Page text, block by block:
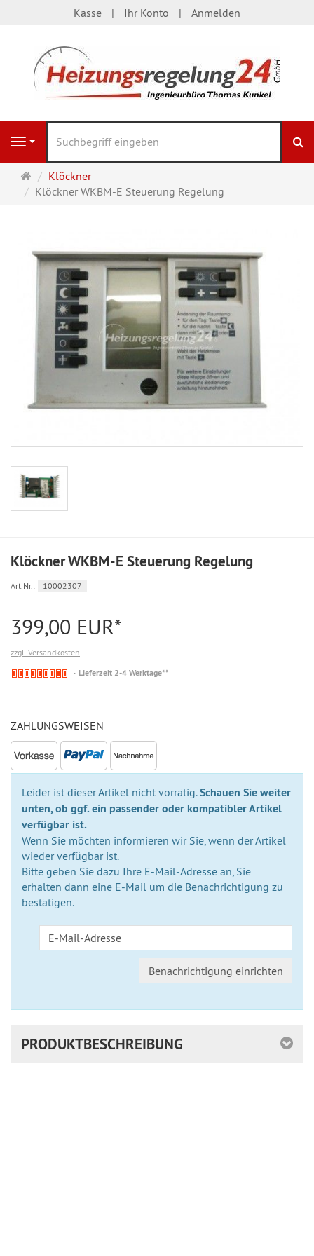
Kasse Ihr Konto Anmelden
Navigation
Startseite
Klöckner
Klöckner WKBM-E Steuerung Regelung
Klöckner WKBM-E Steuerung Regelung
Art.Nr.: 10002307
399,00 EUR*
zzgl. Versandkosten
Nicht
Lieferzeit 2-4 Werktage**
ZAHLUNGSWEISEN
Leider ist dieser Artikel nicht vorrätig.Schauen Sie weiter
unten, ob ggf. ein passender oder kompatibler Artikel
verfügbar ist.
Wenn Sie möchten informieren wir Sie, wenn der Artikel
wieder verfügbar ist.
Bitte geben Sie dazu Ihre E-Mail-Adresse an, Sie
erhalten dann eine E-Mail um die Benachrichtigung zu
bestätigen.
Benachrichtigung einrichten
PRODUKTBESCHREIBUNG